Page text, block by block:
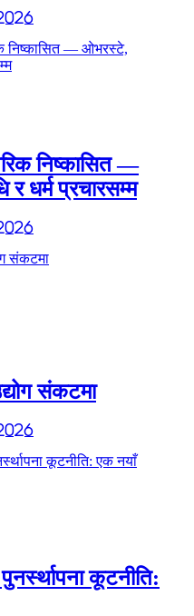
निष्कासित —
धर्म प्रचारसम्म
संकटमा
कूटनीति: